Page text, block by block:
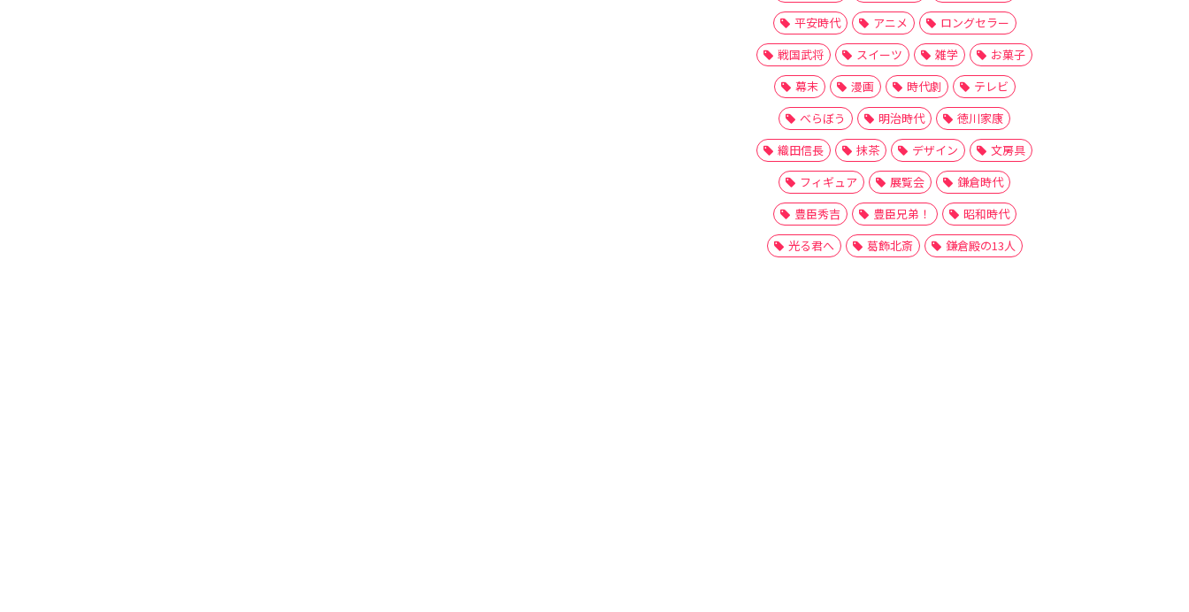
平安時代
アニメ
ロングセラー
戦国武将
スイーツ 雑学
お菓子
幕末
漫画 時代劇
テレビ
べらぼう
明治時代
徳川家康
織田信長
抹茶 デザイン
文房具
フィギュア
展覧会
鎌倉時代
豊臣秀吉
豊臣兄弟！
昭和時代
光る君へ
葛飾北斎 鎌倉殿の13人